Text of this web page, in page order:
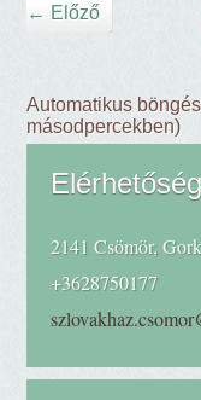
← Előző
Automatikus
másodpercekben)
Elérhetőség
2141 Csömör,
+3628750177